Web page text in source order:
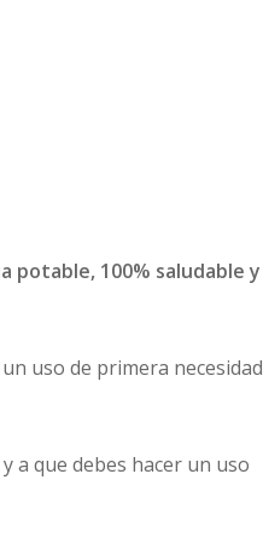
potable, 100% saludable y
uso de primera necesidad
a que debes hacer un uso